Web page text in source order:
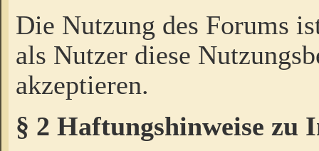
Die Nutzung des Forums
als Nutzer diese
akzeptieren.
§ 2 Haftungshinweise zu